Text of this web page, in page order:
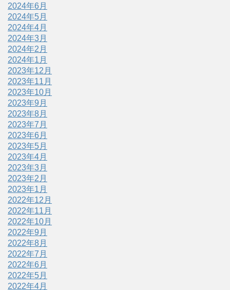
2024年6月
2024年5月
2024年4月
2024年3月
2024年2月
2024年1月
2023年12月
2023年11月
2023年10月
2023年9月
2023年8月
2023年7月
2023年6月
2023年5月
2023年4月
2023年3月
2023年2月
2023年1月
2022年12月
2022年11月
2022年10月
2022年9月
2022年8月
2022年7月
2022年6月
2022年5月
2022年4月